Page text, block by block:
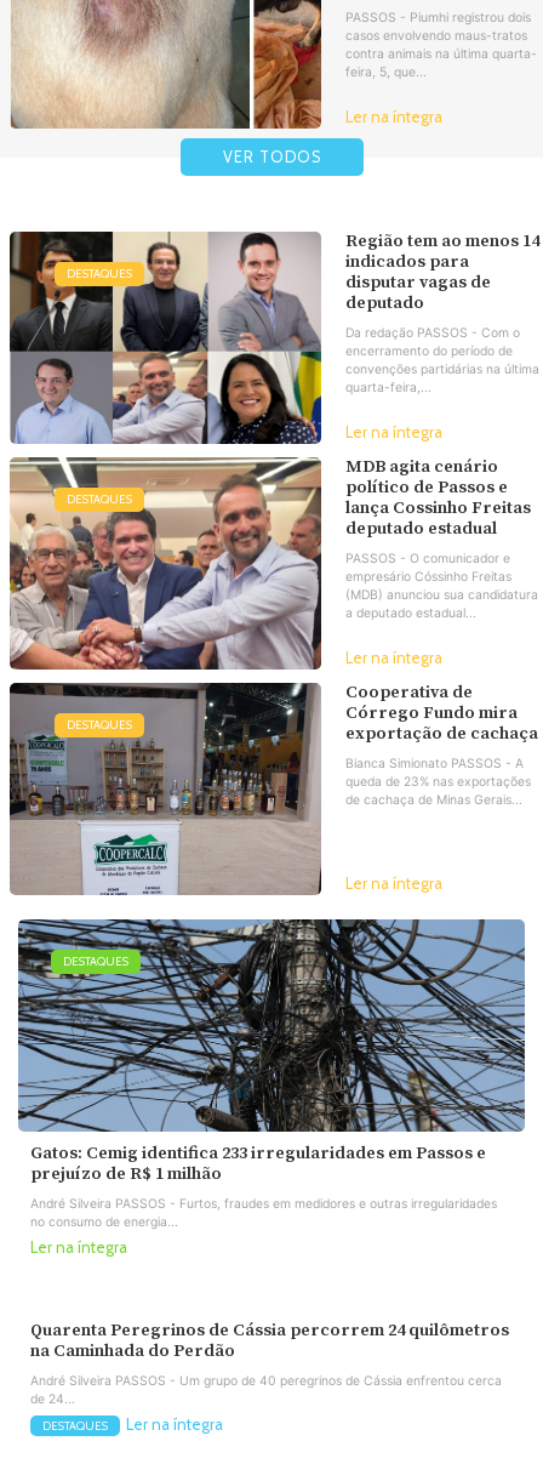
PASSOS - Piumhi registrou dois
casos envolvendo maus-tratos
contra animais na última quarta-
feira, 5, que...
Ler na íntegra
VER TODOS
DESTAQUES
Região tem ao menos 14
indicados para
disputar vagas de
deputado
Da redação PASSOS - Com o
encerramento do período de
convenções partidárias na última
quarta-feira,...
Ler na íntegra
DESTAQUES
MDB agita cenário
político de Passos e
lança Cossinho Freitas
deputado estadual
PASSOS - O comunicador e
empresário Cóssinho Freitas
(MDB) anunciou sua candidatura
a deputado estadual...
Ler na íntegra
DESTAQUES
Cooperativa de
Córrego Fundo mira
exportação de cachaça
Bianca Simionato PASSOS - A
queda de 23% nas exportações
de cachaça de Minas Gerais...
Ler na íntegra
DESTAQUES
Gatos: Cemig identifica 233 irregularidades em Passos e
prejuízo de R$ 1 milhão
André Silveira PASSOS - Furtos, fraudes em medidores e outras irregularidades
no consumo de energia...
Ler na íntegra
Quarenta Peregrinos de Cássia percorrem 24 quilômetros
na Caminhada do Perdão
André Silveira PASSOS - Um grupo de 40 peregrinos de Cássia enfrentou cerca
de 24...
DESTAQUES Ler na íntegra